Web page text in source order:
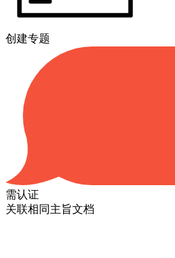
创建专题
需认证
关联相同主旨文档